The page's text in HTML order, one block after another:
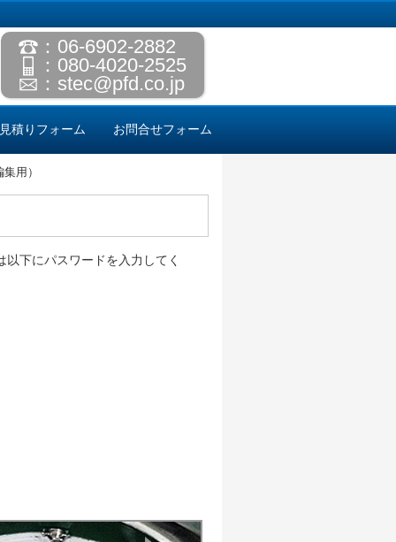
：06-6902-2882
：080-4020-2525
： stec@pfd.co.jp
積りフォーム お問合せフォーム
用）
下にパスワードを入力してく